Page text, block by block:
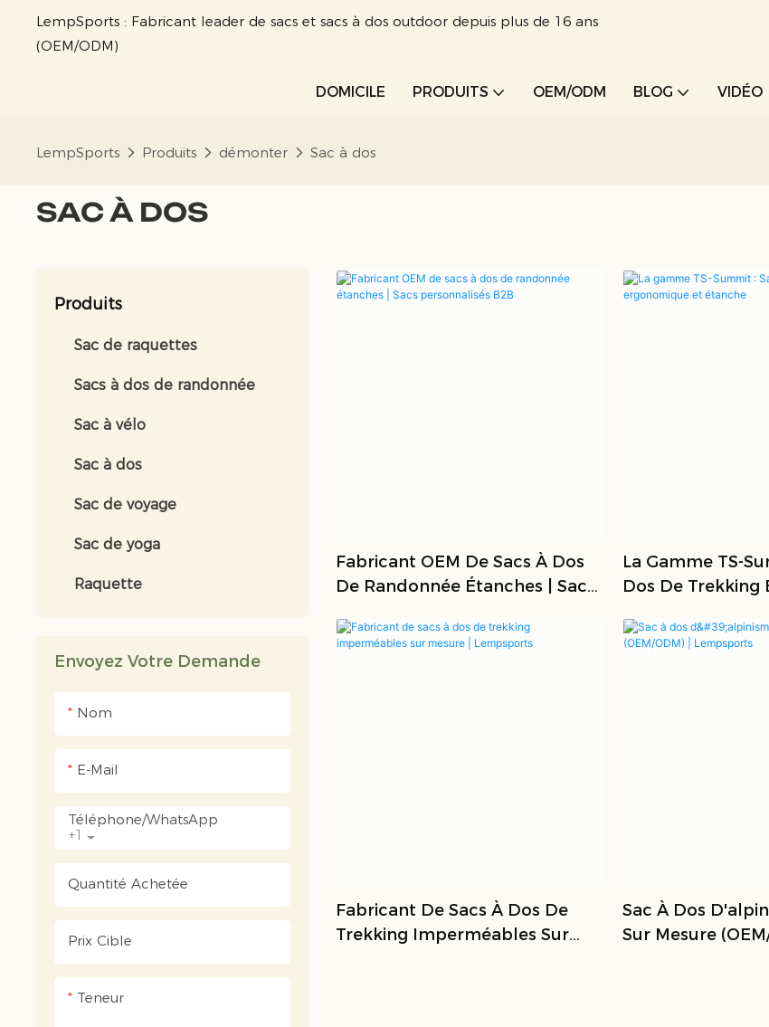
LempSports : Fabricant leader de sacs et sacs à dos outdoor depuis plus de 16 ans
(OEM/ODM)
DOMICILE PRODUITS OEM/ODM BLOG VIDÉO
LempSports Produits démonter Sac à dos
SAC À DOS
Produits
Sac de raquettes
Sacs à dos de randonnée
Sac à vélo
Sac à dos
Sac de voyage
Sac de yoga
Raquette
Envoyez Votre Demande
Nom
E-Mail
+1
Téléphone/WhatsApp
Quantité Achetée
Prix ​​cible
Teneur
Fabricant OEM De Sacs À Dos
De Randonnée Étanches | Sacs
La Gamme TS-
Dos De
Fabricant De Sacs À Dos De
Trekking Imperméables Sur
Sac À Dos
Sur Mesure